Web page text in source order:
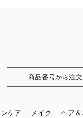
商品番号から注文
ケア メイク ヘア＆